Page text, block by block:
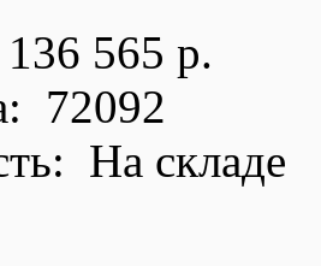
136 565 р.
72092
На складе